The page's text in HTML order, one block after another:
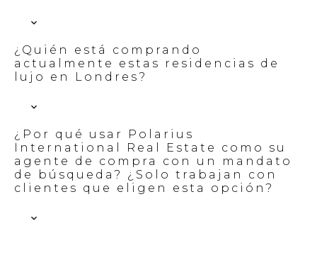
¿Quién está comprando
actualmente estas residencias de
lujo en Londres?
¿Por qué usar Polarius
International Real Estate como su
agente de compra con un mandato
de búsqueda? ¿Solo trabajan con
clientes que eligen esta opción?